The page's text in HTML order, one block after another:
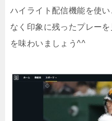
ハイライト配信機能を使
なく印象に残ったプレー
を味わいましょう^^